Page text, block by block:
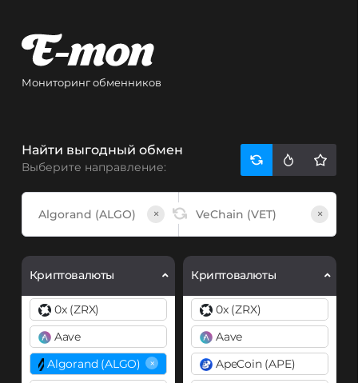
Мониторинг обменников
Найти выгодный обмен
Выберите направление:
× ×
Криптовалюты
0x (ZRX)
Aave
Algorand (ALGO)
×
Криптовалюты
0x (ZRX)
Aave
ApeCoin (APE)